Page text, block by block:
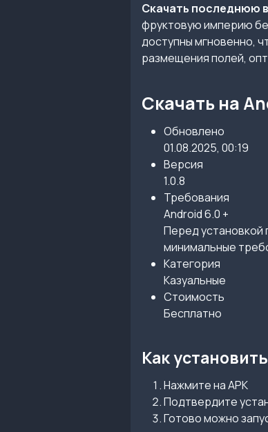
Скачать последнюю
фруктовую империю
доступны мгновенно,
размещения полей,
Скачать на
Обновлено
01.08.2025, 00:19
Версия
1.0.8
Требования
Android 6.0 +
Перед установкой
минимальные
Категория
Казуальные
Стоимость
Бесплатно
Как установить
Нажмите на APK
Подтвердите
Готово можно